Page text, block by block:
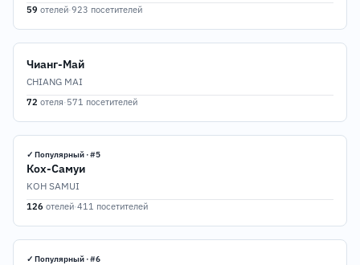
59 отелей·923 посетителей
Чианг-Май
CHIANG MAI
72 отеля·571 посетителей
✓ Популярный · #5
Кох-Самуи
KOH SAMUI
126 отелей·411 посетителей
✓ Популярный · #6